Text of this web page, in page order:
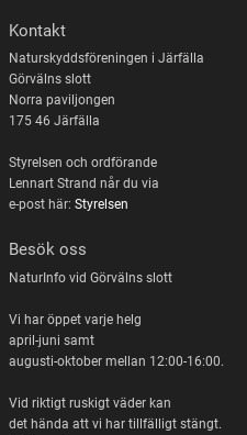
Kontakt
Naturskyddsföreningen i Järfälla
Görvälns slott
Norra paviljongen
175 46 Järfälla
Styrelsen och ordförande
Lennart Strand når du via
e-post här: Styrelsen
Besök oss
NaturInfo vid Görvälns slott
Vi har öppet varje helg
april-juni samt
augusti-oktober mellan 12:00-16:00.
Vid riktigt ruskigt väder kan
det hända att vi har tillfälligt stängt.